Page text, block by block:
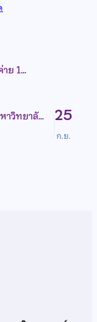
ย 1…
25
ก.ย.
าวิทยาลั…